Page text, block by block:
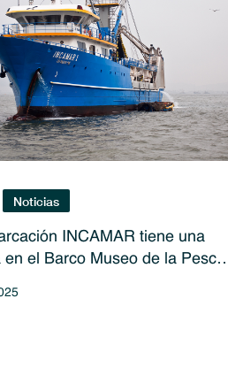
Noticias
INCAMAR tiene una
en el Barco Museo de la Pesca